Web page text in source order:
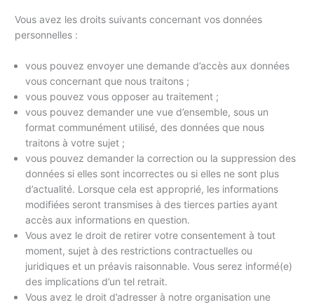
Vous avez les droits suivants concernant vos données
personnelles :
vous pouvez envoyer une demande d’accès aux données
vous concernant que nous traitons ;
vous pouvez vous opposer au traitement ;
vous pouvez demander une vue d’ensemble, sous un
format communément utilisé, des données que nous
traitons à votre sujet ;
vous pouvez demander la correction ou la suppression des
données si elles sont incorrectes ou si elles ne sont plus
d’actualité. Lorsque cela est approprié, les informations
modifiées seront transmises à des tierces parties ayant
accès aux informations en question.
Vous avez le droit de retirer votre consentement à tout
moment, sujet à des restrictions contractuelles ou
juridiques et un préavis raisonnable. Vous serez informé(e)
des implications d’un tel retrait.
Vous avez le droit d’adresser à notre organisation une